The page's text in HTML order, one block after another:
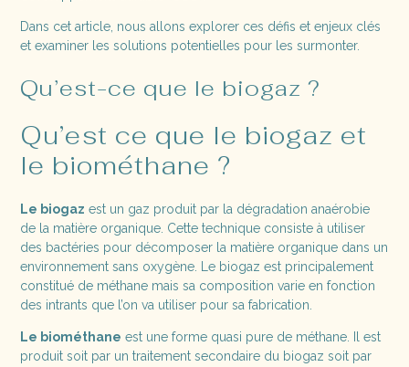
Dans cet article, nous allons explorer ces défis et enjeux clés
et examiner les solutions potentielles pour les surmonter.
Qu’est-ce que le biogaz ?
Qu’est ce que le biogaz et
le biométhane ?
Le biogaz est un gaz produit par la dégradation anaérobie
de la matière organique. Cette technique consiste à utiliser
des bactéries pour décomposer la matière organique dans un
environnement sans oxygène. Le biogaz est principalement
constitué de méthane mais sa composition varie en fonction
des intrants que l’on va utiliser pour sa fabrication.
Le biométhane est une forme quasi pure de méthane. Il est
produit soit par un traitement secondaire du biogaz soit par